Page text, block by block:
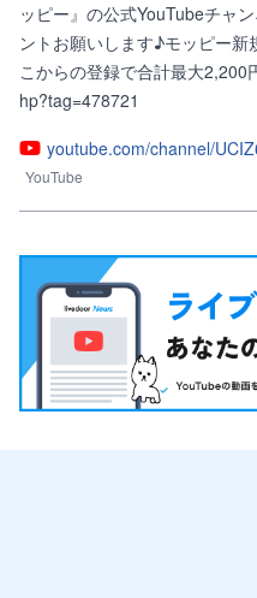
ッピー』の公式YouTubeチャ
ントお願いします♪モッピー
こからの登録で合計最大
hp?tag=478721
youtube.com/channel/
YouTube